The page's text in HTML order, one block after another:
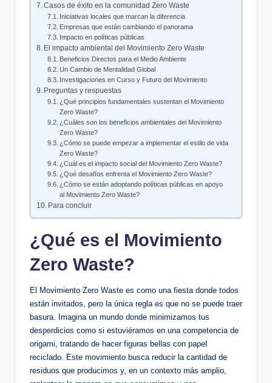
Casos de éxito en la comunidad Zero Waste
Iniciativas locales que marcan la diferencia
Empresas que están cambiando el panorama
Impacto en políticas públicas
El impacto ambiental del Movimiento Zero Waste
Beneficios Directos para el Medio Ambiente
Un Cambio de Mentalidad Global
Investigaciones en Curso y Futuro del Movimiento
Preguntas y respuestas
¿Qué principios fundamentales sustentan el Movimiento
Zero Waste?
¿Cuáles son los beneficios ambientales del Movimiento
Zero Waste?
¿Cómo se puede empezar a implementar el estilo de vida
Zero Waste?
¿Cuál es el impacto social del Movimiento Zero Waste?
¿Qué desafíos enfrenta el Movimiento Zero Waste?
¿Cómo se están adoptando políticas públicas en apoyo
al Movimiento Zero Waste?
Para concluir
¿Qué es el Movimiento
Zero Waste?
El Movimiento Zero Waste es como una fiesta donde todos
están invitados, pero la única regla es que no se puede traer
basura. Imagina un mundo donde minimizamos tus
desperdicios como si estuviéramos en una competencia de
origami, tratando de hacer figuras bellas con papel
reciclado. Este movimiento busca reducir la cantidad de
residuos que producimos y, en un contexto más amplio,